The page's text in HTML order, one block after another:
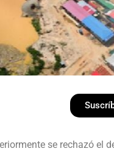
se rechazó el